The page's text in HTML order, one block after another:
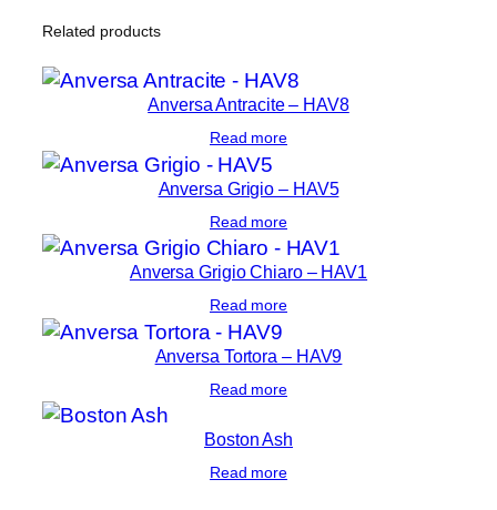
Related products
Anversa Antracite – HAV8
Read more
Anversa Grigio – HAV5
Read more
Anversa Grigio Chiaro – HAV1
Read more
Anversa Tortora – HAV9
Read more
Boston Ash
Read more